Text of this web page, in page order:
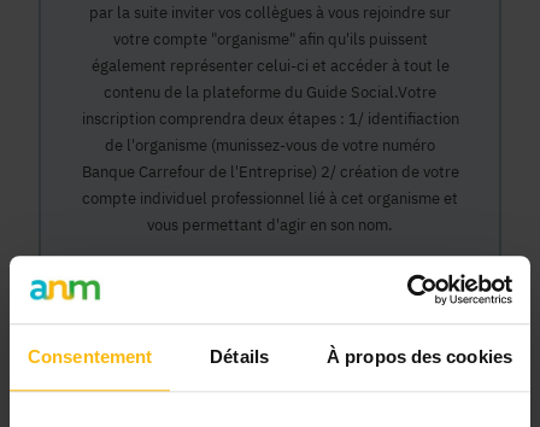
Consentement Détails À propos des cookies
par la suite inviter vos collègues à vous rejoindre sur
votre compte "organisme" afin qu'ils puissent
également représenter celui-ci et accéder à tout le
contenu de la plateforme du Guide Social.Votre
inscription comprendra deux étapes : 1/ identifiaction
de l'organisme (munissez-vous de votre numéro
Banque Carrefour de l'Entreprise) 2/ création de votre
compte individuel professionnel lié à cet organisme et
vous permettant d'agir en son nom.